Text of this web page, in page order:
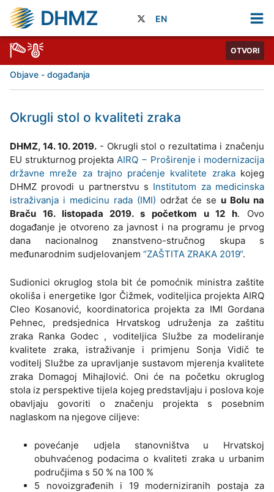
DHMZ EN
OTVORI
Objave - događanja
Okrugli stol o kvaliteti zraka
DHMZ, 14. 10. 2019.- Okrugli stol o rezultatima i značenju
EU strukturnog projekta AIRQ − Proširenje i modernizacija
državne mreže za trajno praćenje kvalitete zrakakojeg
DHMZ provodi u partnerstvu s Institutom za medicinska
istraživanja i medicinu rada (IMI) održat će seu Bolu na
Braču 16. listopada 2019. s početkom u 12 h. Ovo
događanje je otvoreno za javnost i na programu je prvog
dana nacionalnog znanstveno-stručnog skupa s
međunarodnim sudjelovanjem “ZAŠTITA ZRAKA 2019“.
Sudionici okruglog stola bit će pomoćnik ministra zaštite
okoliša i energetike Igor Čižmek, voditeljica projekta AIRQ
Cleo Kosanović, koordinatorica projekta za IMI Gordana
Pehnec, predsjednica Hrvatskog udruženja za zaštitu
zraka Ranka Godec , voditeljica Službe za modeliranje
kvalitete zraka, istraživanje i primjenu Sonja Vidič te
voditelj Službe za upravljanje sustavom mjerenja kvalitete
zraka Domagoj Mihajlović. Oni će na početku okruglog
stola iz perspektive tijela kojeg predstavljaju i poslova koje
obavljaju govoriti o značenju projekta s posebnim
naglaskom na njegove ciljeve:
povećanje udjela stanovništva u Hrvatskoj
obuhvaćenog podacima o kvaliteti zraka u urbanim
područjima s 50 % na 100 %
5 novoizgrađenih i 19 moderniziranih postaja za